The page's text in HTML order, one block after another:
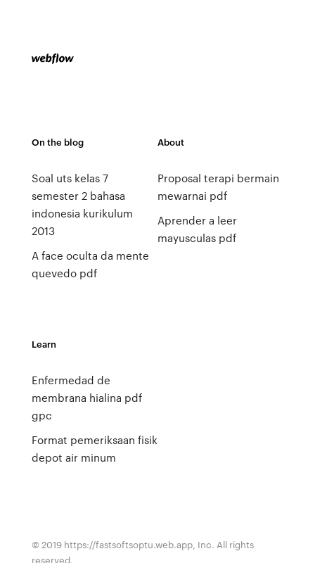
On the blog
Soal uts kelas 7
semester 2 bahasa
indonesia kurikulum
2013
A face oculta da mente
quevedo pdf
About
Proposal terapi bermain
mewarnai pdf
Aprender a leer
mayusculas pdf
Learn
Enfermedad de
membrana hialina pdf
gpc
Format pemeriksaan fisik
depot air minum
© 2019 https://fastsoftsoptu.web.app, Inc. All rights
reserved.